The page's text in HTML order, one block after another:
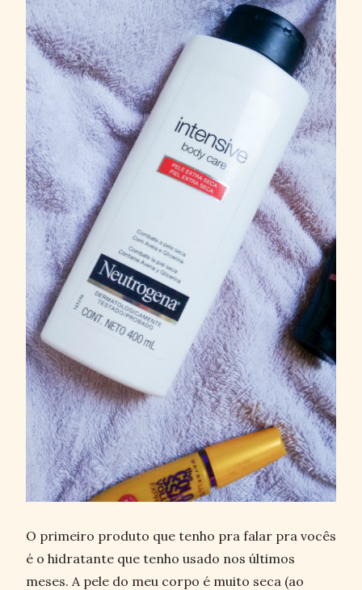
O primeiro produto que tenho pra falar pra vocês
é o hidratante que tenho usado nos últimos
meses. A pele do meu corpo é muito seca (ao